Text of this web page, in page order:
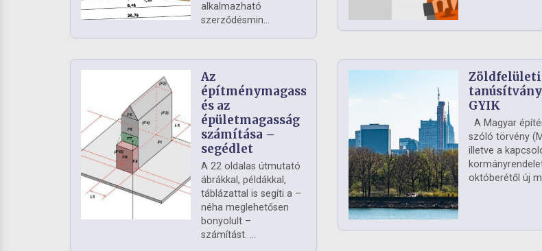
alkalmazható
szerződésmin...
Az
építménymagasság
és az
épületmagasság
számítása –
segédlet
A 22 oldalas útmutató
ábrákkal, példákkal,
táblázattal is segíti a –
néha meglehetősen
bonyolult –
számítást. ...
Zöldfelületi
GYIK
A Magyar
szóló törvény
illetve a
októberétől új